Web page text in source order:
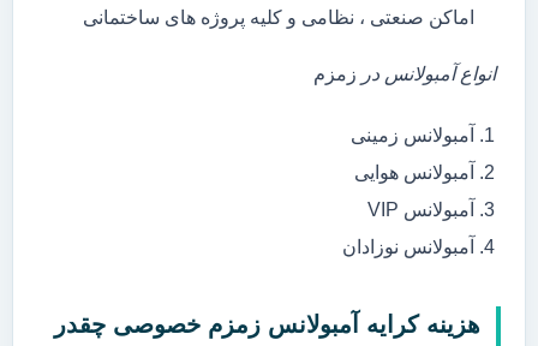
اماکن صنعتی ، نظامی و کلیه پروژه های ساختمانی
انواع آمبولانس در زمزم
آمبولانس زمینی
آمبولانس هوایی
آمبولانس VIP
آمبولانس نوزادان
هزینه کرایه آمبولانس زمزم خصوصی چقدر